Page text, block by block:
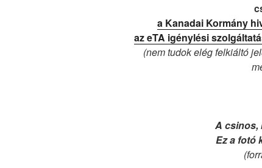
a Kanadai Kormány
az eTA igénylési
(nem tudok elég felkiáltó
A csinos,
Ez a fotó